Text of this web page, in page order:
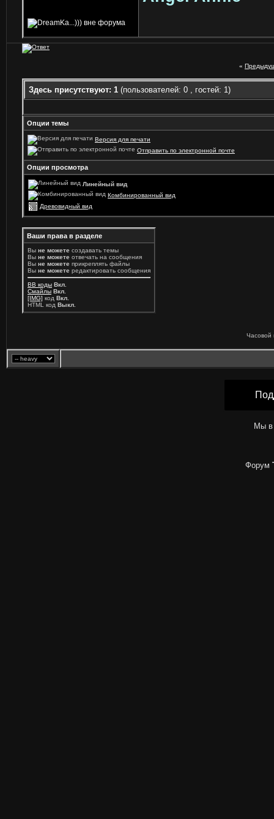
«
Здесь присутствуют: 1 (пользователей: 0 , гостей: 1)
Опции темы
Версия для печати
Отправить по электронной почте
Опции просмотра
Линейный вид
Комбинированный вид
Древовидный вид
Ваши права в разделе
Вы не можете создавать темы
Вы не можете отвечать на сообщения
Вы не можете прикреплять файлы
Вы не можете редактировать сообщения
BB коды Вкл.
Смайлы Вкл.
[IMG] код Вкл.
HTML код Выкл.
Часовой
Мы в
Форум